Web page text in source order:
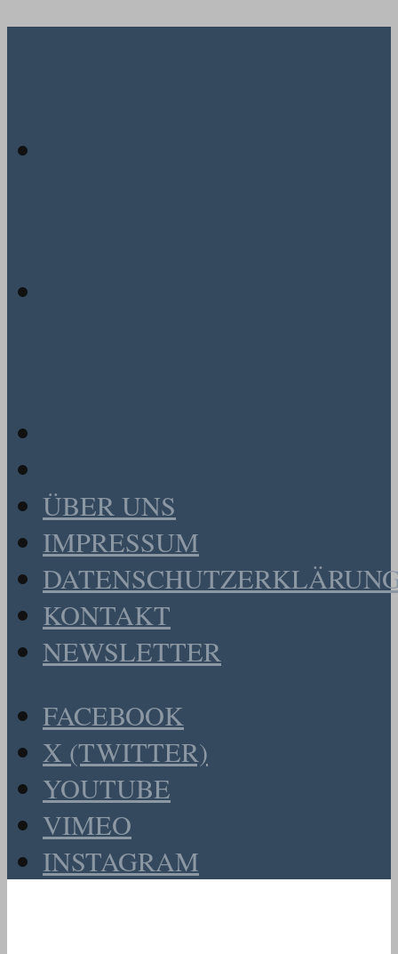
ÜBER UNS
IMPRESSUM
KONTAKT
NEWSLETTER
FACEBOOK
X (TWITTER)
YOUTUBE
VIMEO
INSTAGRAM